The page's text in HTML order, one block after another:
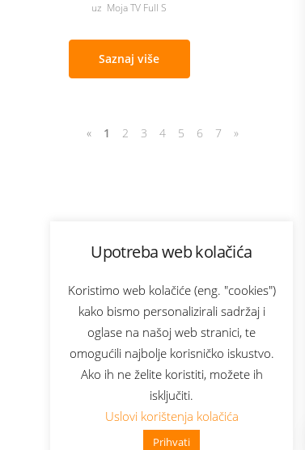
Upotreba web kolačića
Koristimo web kolačiće (eng. "cookies")
kako bismo personalizirali sadržaj i
oglase na našoj web stranici, te
omogućili najbolje korisničko iskustvo.
Ako ih ne želite koristiti, možete ih
isključiti.
Uslovi korištenja kolačića
Prihvati
👋 Zdravo, kako mogu pomoći?
uz Moja TV Full S
Saznaj više
« 1 2 3 4 5 6 7 »
Bonus plus
Prijava za newsletter